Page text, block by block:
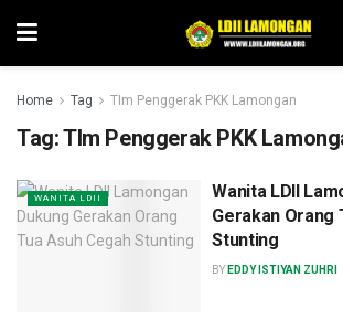
Home Tag TIm Penggerak PKK Lamongan
Tag:TIm Penggerak PKK
WANITA LDII
Wanita LDII
Gerakan Orang
Stunting
BY EDDY ISTIYAN ZUHRI